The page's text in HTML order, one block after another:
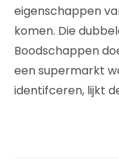
eigenschappen
komen. Die
Boodschappen
een supermarkt
identifceren, lijkt